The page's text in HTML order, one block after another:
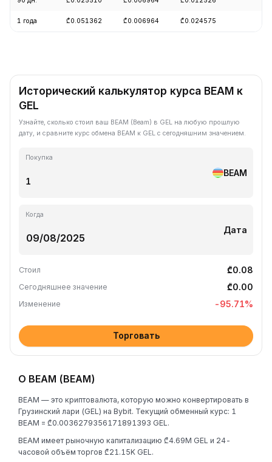
1 года ₾0.051362 ₾0.006964 ₾0.024575
Исторический калькулятор курса BEAM к
GEL
Узнайте, сколько стоил ваш BEAM (Beam) в GEL на любую прошлую
дату, и сравните курс обмена BEAM к GEL с сегодняшним значением.
Покупка
BEAM
Когда
Дата
Стоил ₾0.08
Сегодняшнее значение ₾0.00
Изменение -95.71%
Торговать
О BEAM (BEAM)
BEAM — это криптовалюта, которую можно конвертировать в
Грузинский лари (GEL) на Bybit. Текущий обменный курс: 1
BEAM = ₾0.0036279356171891393 GEL.
BEAM имеет рыночную капитализацию ₾4.69M GEL и 24-
часовой объём торгов ₾21.15K GEL.